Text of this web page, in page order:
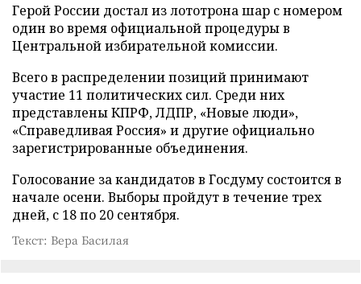
Герой России достал из лототрона шар с номером
один во время официальной процедуры в
Центральной избирательной комиссии.
Всего в распределении позиций принимают
участие 11 политических сил. Среди них
представлены КПРФ, ЛДПР, «Новые люди»,
«Справедливая Россия» и другие официально
зарегистрированные объединения.
Голосование за кандидатов в Госдуму состоится в
начале осени. Выборы пройдут в течение трех
дней, с 18 по 20 сентября.
Текст: Вера Басилая